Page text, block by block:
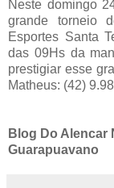
Neste domingo
grande torneio
Esportes Santa
das 09Hs da
prestigiar esse
Matheus: (42)
Blog Do Alencar
Guarapuavano